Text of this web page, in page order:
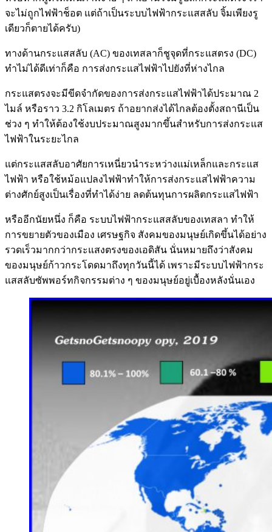
จะไม่ถูกไฟฟ้าช็อต แต่ถ้าเป็นระบบไฟฟ้ากระแสสลับ จิ้มเพียงรู
เดียวก็ตายได้ครับ)
ทางด้านกระแสสลับ (AC) ของเทสลาก็ชูจุดที่กระแสตรง (DC)
ทำไม่ได้ดีเท่าก็คือ การส่งกระแสไฟฟ้าไปยังที่ห่างไกล
กระแสตรงจะมีขีดจำกัดของการส่งกระแสไฟฟ้าได้ประมาณ 2
ไมล์ หรือราว 3.2 กิโลเมตร ถ้าอยากส่งได้ไกลต้องตั้งสถานีเป็น
ช่วง ๆ ทำให้ต้องใช้งบประมาณสูงมากขึ้นสำหรับการส่งกระแส
ไฟฟ้าในระยะไกล
แต่กระแสสลับอาศัยการเหนี่ยวนำระหว่างแม่เหล็กและกระแส
ไฟฟ้า หรือใช้หม้อแปลงไฟฟ้าทำให้การส่งกระแสไฟฟ้าความ
ต่างศักย์สูงเป็นเรื่องที่ทำได้ง่าย ลดต้นทุนการผลิตกระแสไฟฟ้า
หรืออีกนัยหนึ่ง ก็คือ ระบบไฟฟ้ากระแสสลับของเทสลา ทำให้
การขยายตัวของเมือง เศรษฐกิจ สังคมของมนุษย์เกิดขึ้นได้อย่าง
รวดเร็วมากกว่ากระแสงตรงของเอดิสัน นั่นหมายถึงว่าสังคม
ของมนุษย์ก้าวกระโดดมาถึงทุกวันนี้ได้ เพราะมีระบบไฟฟ้ากระ
แสสลับซัพพอร์ทกิจกรรมต่าง ๆ ของมนุษย์อยู่เบื้องหลังนั่นเอง